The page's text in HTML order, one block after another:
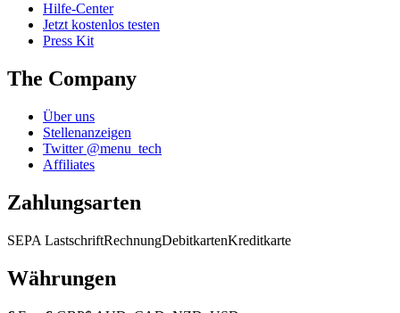
Hilfe-Center
Jetzt kostenlos testen
Press Kit
The Company
Über uns
Stellenanzeigen
Twitter @menu_tech
Affiliates
Zahlungsarten
SEPA LastschriftRechnungDebitkartenKreditkarte
Währungen